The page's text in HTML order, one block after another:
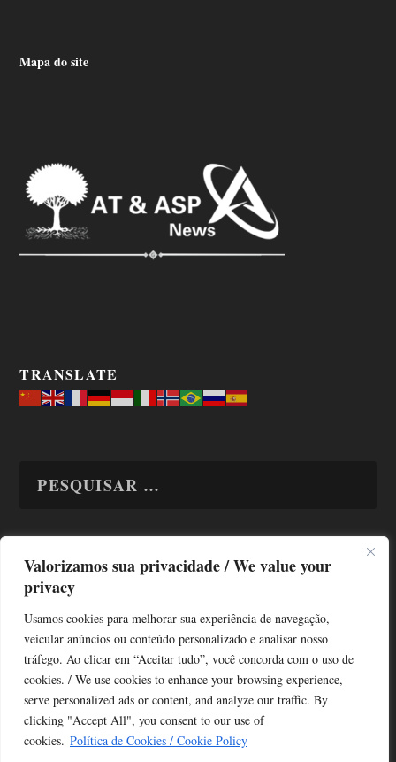
Valorizamos sua privacidade / We value your
privacy
Usamos cookies para melhorar sua experiência de navegação,
veicular anúncios ou conteúdo personalizado e analisar nosso
tráfego. Ao clicar em “Aceitar tudo”, você concorda com o uso de
cookies. / We use cookies to enhance your browsing experience,
serve personalized ads or content, and analyze our traffic. By
clicking "Accept All", you consent to our use of
cookies. Política de Cookies / Cookie Policy
Mapa do site
TRANSLATE
TODAS OS ASSUNTOS
Copyright © Alô Tatuapé 2013 / 2026
Desenvolvido por ALOSP MKT DIGITAL